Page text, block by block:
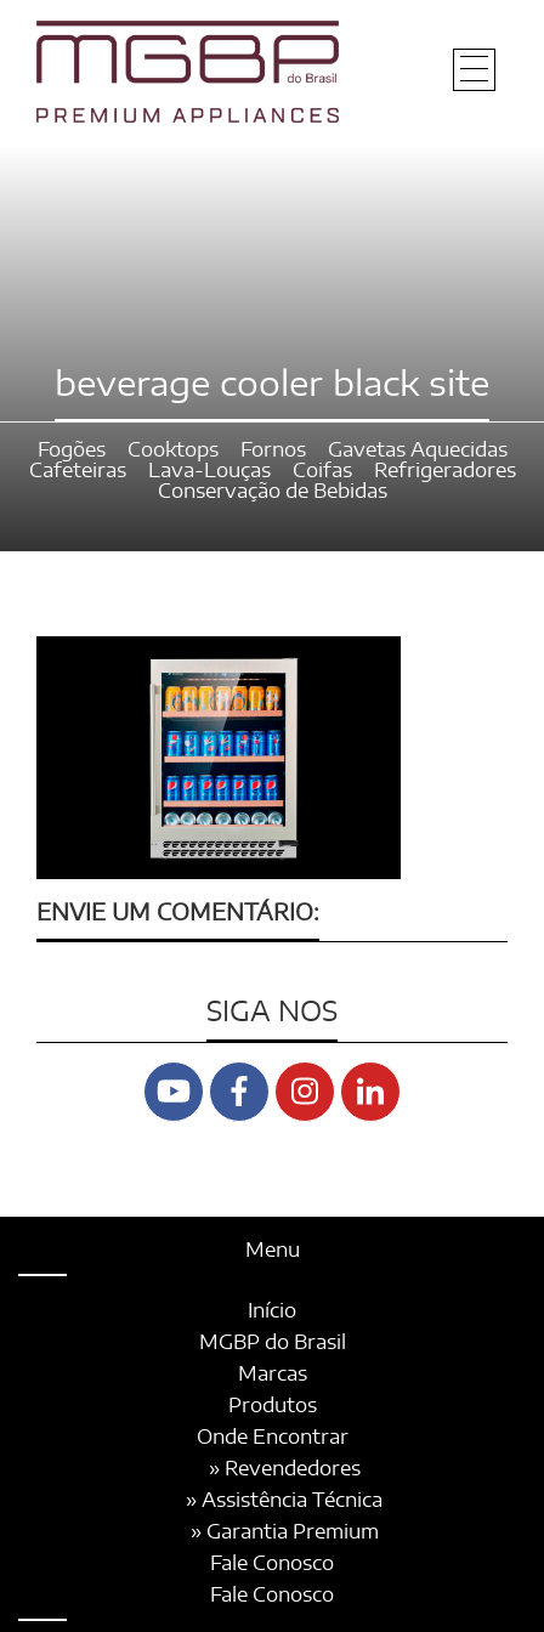
beverage cooler black site
Fogões Cooktops Fornos
Gavetas Aquecidas
Cafeteiras
Lava-Louças Coifas
Refrigeradores
Conservação de Bebidas
ENVIE UM COMENTÁRIO:
SIGA NOS
Menu
Início
MGBP do Brasil
Marcas
Produtos
Onde Encontrar
» Revendedores
» Assistência Técnica
» Garantia Premium
Fale Conosco
Fale Conosco